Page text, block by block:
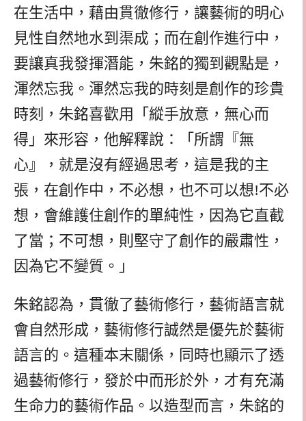
在生活中，藉由貫徹修行，讓藝術的明心
見性自然地水到渠成；而在創作進行中，
要讓真我發揮潛能，朱銘的獨到觀點是，
渾然忘我。渾然忘我的時刻是創作的珍貴
時刻，朱銘喜歡用「縱手放意，無心而
得」來形容，他解釋說：「所謂『無
心』，就是沒有經過思考，這是我的主
張，在創作中，不必想，也不可以想!不必
想，會維護住創作的單純性，因為它直截
了當；不可想，則堅守了創作的嚴肅性，
因為它不變質。」
朱銘認為，貫徹了藝術修行，藝術語言就
會自然形成，藝術修行誠然是優先於藝術
語言的。這種本末關係，同時也顯示了透
過藝術修行，發於中而形於外，才有充滿
生命力的藝術作品。以造型而言，朱銘的